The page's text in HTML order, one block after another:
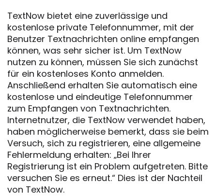
TextNow bietet eine zuverlässige und
kostenlose private Telefonnummer, mit der
Benutzer Textnachrichten online empfangen
können, was sehr sicher ist. Um TextNow
nutzen zu können, müssen Sie sich zunächst
für ein kostenloses Konto anmelden.
Anschließend erhalten Sie automatisch eine
kostenlose und eindeutige Telefonnummer
zum Empfangen von Textnachrichten.
Internetnutzer, die TextNow verwendet haben,
haben möglicherweise bemerkt, dass sie beim
Versuch, sich zu registrieren, eine allgemeine
Fehlermeldung erhalten: „Bei Ihrer
Registrierung ist ein Problem aufgetreten. Bitte
versuchen Sie es erneut.“ Dies ist der Nachteil
von TextNow.